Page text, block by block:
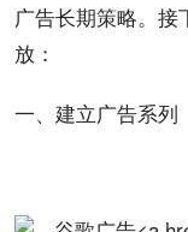
广告长期策略。接
放：
一、建立广告系列